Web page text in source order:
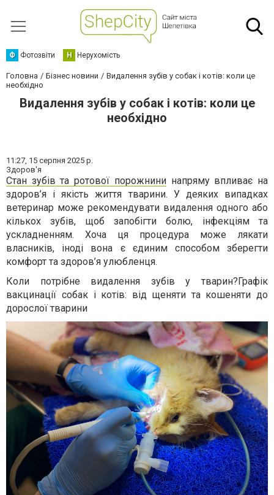
Ф Фотозвіти Н Нерухомість
Головна Бізнес новини
Видалення зубів у собак і котів: коли це
необхідно
Видалення зубів у собак і котів: коли це
необхідно
11:27, 15 серпня 2025 р.
Здоров'я
Стан зубів та ротової порожнининапряму впливає на
здоров’я і якість життя тварини. У деяких випадках
ветеринар може рекомендувати видалення одного або
кількох зубів, щоб запобігти болю, інфекціям та
ускладненням. Хоча ця процедура може лякати
власників, іноді вона є єдиним способом зберегти
комфорт та здоров’я улюбленця.
Коли потрібне видалення зубів у тварин?Графік
вакцинації собак і котів: від щеняти та кошеняти до
дорослої тварини